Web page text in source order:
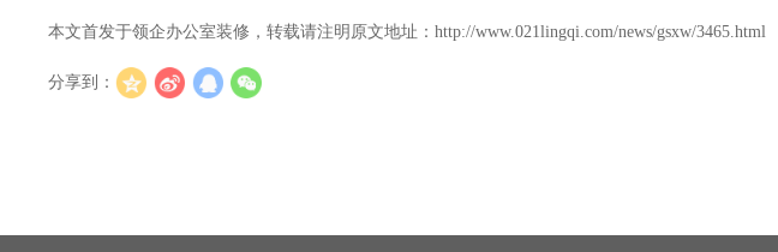
本文首发于领企办公室装修，转载请注明原文地址：http://www.021lingqi.com/news/gsxw/3465.html
分享到：